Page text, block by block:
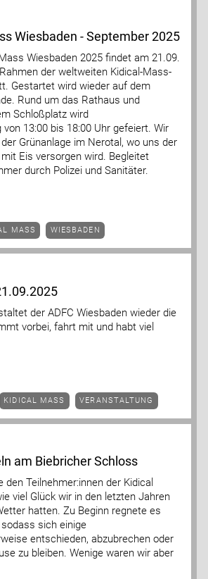
Wiesbaden - September 2025
Wiesbaden 2025 findet am 21.09.
der weltweiten Kidical-Mass-
Gestartet wird wieder auf dem
Rund um das Rathaus und
Schloßplatz wird
13:00 bis 18:00 Uhr gefeiert. Wir
Grünanlage im Nerotal, wo uns der
Eis versorgen wird. Begleitet
durch Polizei und Sanitäter.
MASS WIESBADEN
der ADFC Wiesbaden wieder die
vorbei, fahrt mit und habt viel
KIDICAL MASS VERANSTALTUNG
am Biebricher Schloss
den Teilnehmer:innen der Kidical
viel Glück wir in den letzten Jahren
hatten. Zu Beginn regnete es
sich einige
entschieden, abzubrechen oder
zu bleiben. Wenige waren wir aber